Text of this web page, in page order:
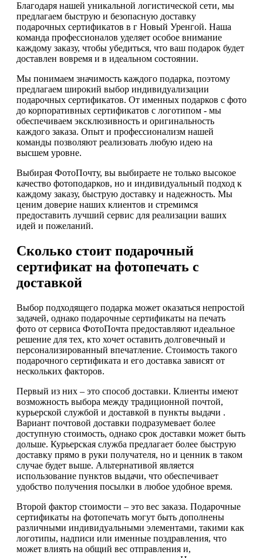
Благодаря нашей уникальной логистической сети, мы
предлагаем быструю и безопасную доставку
подарочных сертификатов в г Новый Уренгой. Наша
команда профессионалов уделяет особое внимание
каждому заказу, чтобы убедиться, что ваш подарок будет
доставлен вовремя и в идеальном состоянии.
Мы понимаем значимость каждого подарка, поэтому
предлагаем широкий выбор индивидуализации
подарочных сертификатов. От именных подарков с фото
до корпоративных сертификатов с логотипом - мы
обеспечиваем эксклюзивность и оригинальность
каждого заказа. Опыт и профессионализм нашей
команды позволяют реализовать любую идею на
высшем уровне.
Выбирая ФотоПочту, вы выбираете не только высокое
качество фотоподарков, но и индивидуальный подход к
каждому заказу, быструю доставку и надежность. Мы
ценим доверие наших клиентов и стремимся
предоставить лучший сервис для реализации ваших
идей и пожеланий.
Сколько стоит подарочный
сертификат на фотопечать с
доставкой
Выбор подходящего подарка может оказаться непростой
задачей, однако подарочные сертификаты на печать
фото от сервиса ФотоПочта предоставляют идеальное
решение для тех, кто хочет оставить долговечный и
персонализированный впечатление. Стоимость такого
подарочного сертификата и его доставка зависят от
нескольких факторов.
Первый из них – это способ доставки. Клиенты имеют
возможность выбора между традиционной почтой,
курьерской службой и доставкой в пункты выдачи .
Вариант почтовой доставки подразумевает более
доступную стоимость, однако срок доставки может быть
дольше. Курьерская служба предлагает более быструю
доставку прямо в руки получателя, но и ценник в таком
случае будет выше. Альтернативой является
использование пунктов выдачи, что обеспечивает
удобство получения посылки в любое удобное время.
Второй фактор стоимости – это вес заказа. Подарочные
сертификаты на фотопечать могут быть дополнены
различными индивидуальными элементами, такими как
логотипы, надписи или именные поздравления, что
может влиять на общий вес отправления и,